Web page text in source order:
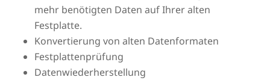
mehr benötigten Daten auf Ihrer alten
Festplatte.
Konvertierung von alten Datenformaten
Festplattenprüfung
Datenwiederherstellung